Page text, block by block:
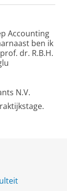
Accounting
ben ik
dr. R.B.H.
N.V.